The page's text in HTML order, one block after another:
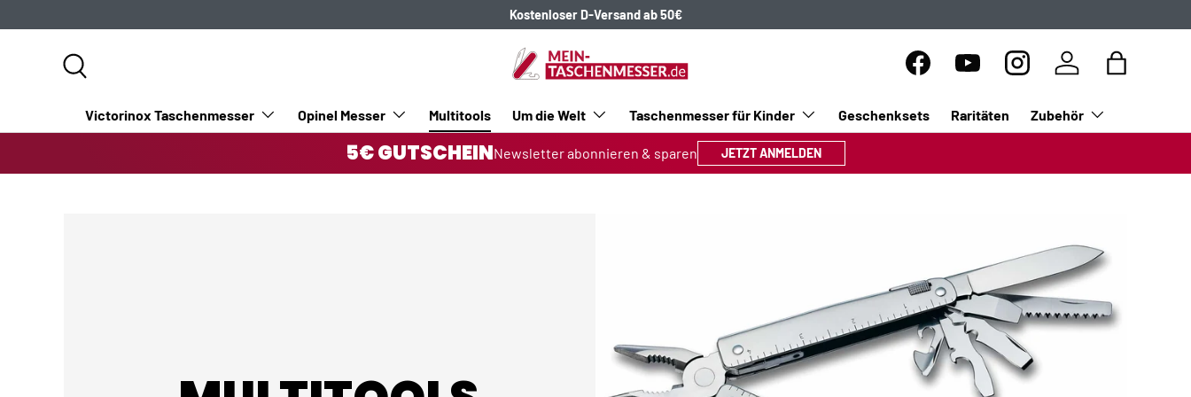
DIREKT ZUM INHALT
Kostenloser D-Versand ab 50€
FacebookYouTubeInstagramEinloggen
Victorinox Taschenmesser Opinel Messer Multitools Um die Welt Taschenmesser für Kinder Geschenksets Raritäten Zubehör
5€ GUTSCHEINNewsletter abonnieren & sparen JETZT ANMELDEN